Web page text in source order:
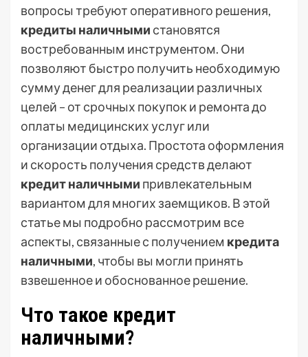
вопросы требуют оперативного решения,
кредиты наличными становятся
востребованным инструментом. Они
позволяют быстро получить необходимую
сумму денег для реализации различных
целей – от срочных покупок и ремонта до
оплаты медицинских услуг или
организации отдыха. Простота оформления
и скорость получения средств делают
кредит наличными привлекательным
вариантом для многих заемщиков. В этой
статье мы подробно рассмотрим все
аспекты, связанные с получением кредита
наличными, чтобы вы могли принять
взвешенное и обоснованное решение.
Что такое кредит
наличными?